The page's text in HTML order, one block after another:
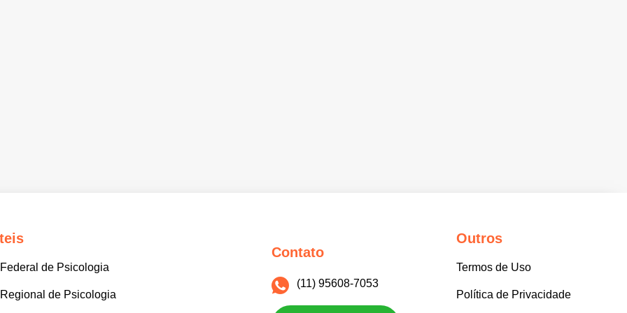
de Psicologia
de Psicologia
Contato
(11) 95608-7053
Outros
Termos de Uso
Política de Privacidade